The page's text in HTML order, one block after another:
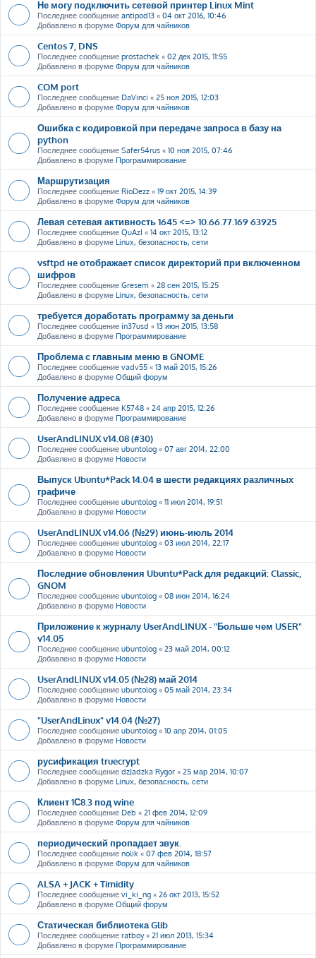
Не могу подключить сетевой принтер Linux Mint
Последнее сообщение antipod13 « 04 окт 2016, 10:46
Добавлено в форуме Форум для чайников
Centos 7, DNS
Последнее сообщение prostachek « 02 дек 2015, 11:55
Добавлено в форуме Форум для чайников
COM port
Последнее сообщение DaVinci « 25 ноя 2015, 12:03
Добавлено в форуме Форум для чайников
Ошибка с кодировкой при передаче запроса в базу на
python
Последнее сообщение Safer54rus « 10 ноя 2015, 07:46
Добавлено в форуме Программирование
Маршрутизация
Последнее сообщение RioDezz « 19 окт 2015, 14:39
Добавлено в форуме Форум для чайников
Левая сетевая активность 1645 <=> 10.66.77.169 63925
Последнее сообщение QuAzI « 14 окт 2015, 13:12
Добавлено в форуме Linux, безопасность, сети
vsftpd не отображает список директорий при включенном
шифров
Последнее сообщение Gresem « 28 сен 2015, 15:25
Добавлено в форуме Linux, безопасность, сети
требуется доработать программу за деньги
Последнее сообщение in37usd « 13 июн 2015, 13:58
Добавлено в форуме Программирование
Проблема с главным меню в GNOME
Последнее сообщение vadv55 « 13 май 2015, 15:26
Добавлено в форуме Общий форум
Получение адреса
Последнее сообщение K5748 « 24 апр 2015, 12:26
Добавлено в форуме Программирование
UserAndLINUX v14.08 (#30)
Последнее сообщение ubuntolog « 07 авг 2014, 22:00
Добавлено в форуме Новости
Выпуск Ubuntu*Pack 14.04 в шести редакциях различных
графиче
Последнее сообщение ubuntolog « 11 июл 2014, 19:51
Добавлено в форуме Новости
UserAndLINUX v14.06 (№29) июнь-июль 2014
Последнее сообщение ubuntolog « 03 июл 2014, 22:17
Добавлено в форуме Новости
Последние обновления Ubuntu*Pack для редакций: Classic,
GNOM
Последнее сообщение ubuntolog « 08 июн 2014, 16:24
Добавлено в форуме Новости
Приложение к журналу UserAndLINUX - "Больше чем USER"
v14.05
Последнее сообщение ubuntolog « 23 май 2014, 00:12
Добавлено в форуме Новости
UserAndLINUX v14.05 (№28) май 2014
Последнее сообщение ubuntolog « 05 май 2014, 23:34
Добавлено в форуме Новости
"UserAndLinux" v14.04 (№27)
Последнее сообщение ubuntolog « 10 апр 2014, 01:05
Добавлено в форуме Новости
русификация truecrypt
Последнее сообщение dzJadzka Rygor « 25 мар 2014, 10:07
Добавлено в форуме Linux, безопасность, сети
Клиент 1С8.3 под wine
Последнее сообщение Deb « 21 фев 2014, 12:09
Добавлено в форуме Форум для чайников
периодический пропадает звук.
Последнее сообщение nolik « 07 фев 2014, 18:57
Добавлено в форуме Форум для чайников
ALSA + JACK + Timidity
Последнее сообщение vi_ki_ng « 26 окт 2013, 15:52
Добавлено в форуме Общий форум
Статическая библиотека Glib
Последнее сообщение ratboy« 21 июл 2013, 15:34
Добавлено в форуме Программирование